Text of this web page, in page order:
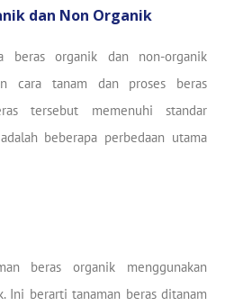
dan Non Organik
beras organik dan non-organik
cara tanam dan proses beras
tersebut memenuhi standar
beberapa perbedaan utama
beras organik menggunakan
Ini berarti tanaman beras ditanam